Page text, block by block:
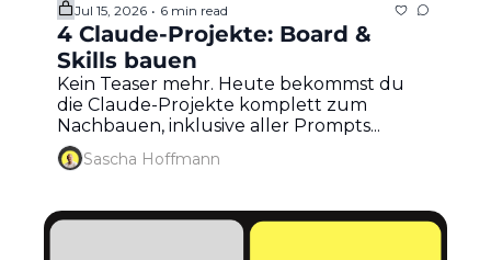
Jul 15, 2026 • 6 min read
4 Claude-Projekte: Board &
Skills bauen
Kein Teaser mehr. Heute bekommst du
die Claude-Projekte komplett zum
Nachbauen, inklusive aller Prompts...
Sascha Hoffmann